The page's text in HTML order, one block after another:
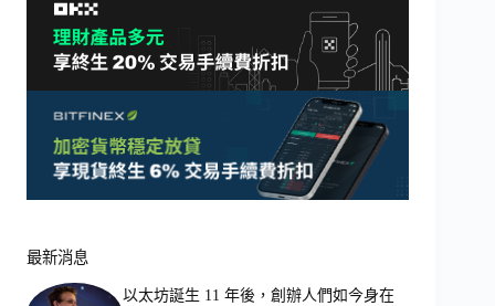
最新消息
以太坊誕生 11 年後，創辦人們如今身在